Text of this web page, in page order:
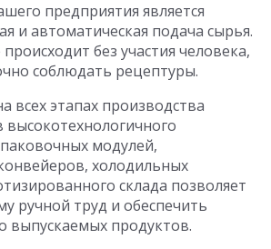
предприятия является
и автоматическая подача сырья.
без участия человека,
соблюдать рецептуры.
всех этапах производства
модулей,
холодильных
склада позволяет
ручной труд и обеспечить
выпускаемых продуктов.